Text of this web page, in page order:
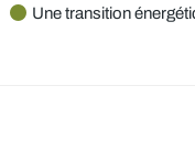
Une transition